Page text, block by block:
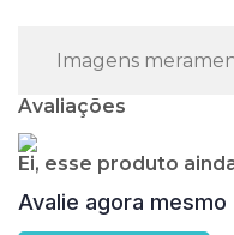
Imagens
Avaliações
Ei, esse produto
Avalie agora mesmo